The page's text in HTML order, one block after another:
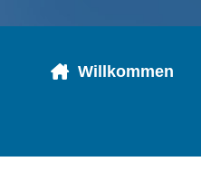
Willkommen